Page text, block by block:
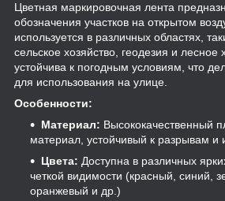
Цветная маркировочная лента
обозначения участков на открытом
используется в различных областях,
сельское хозяйство, геодезия и лесное
устойчива к погодным условиям, что
для использования на улице.
Особенности:
Материал: Высококачественный
материал, устойчивый к разрывам и
Цвета: Доступна в различных
четкой видимости (красный, синий,
оранжевый и др.)